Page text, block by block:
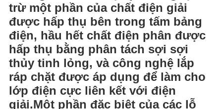
trừ một phần của chất điện giải
được hấp thụ bên trong tấm bảng
điện, hầu hết chất điện phân được
hấp thụ bằng phân tách sợi sợi
thủy tinh lỏng, và công nghệ lắp
ráp chặt được áp dụng để làm cho
lớp điện cực liên kết với điện
giải.Một phần đặc biệt của các lỗ